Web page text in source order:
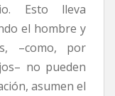
Esto lleva
el hombre y
–como, por
no pueden
asumen el